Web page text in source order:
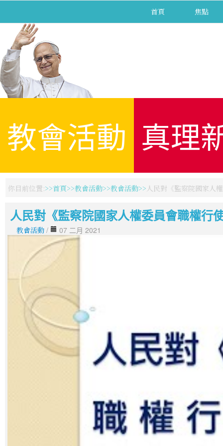
首頁 焦點
教會活動 真理
你目前位置: 首頁 教會活動 教會活動 人民對《監察院國家人
人民對《監察院國家人權委員會職權行
教會活動 / 07 二月 2021